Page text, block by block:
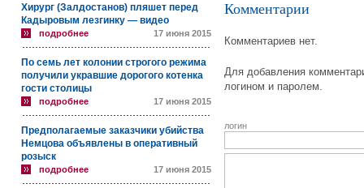
Хирург (Залдостанов) пляшет перед
Кадыровым лезгинку — видео
подробнее 17 июня 2015
По семь лет колонии строгого режима
получили укравшие дорогого котенка
гости столицы
подробнее 17 июня 2015
Предполагаемые заказчики убийства
Немцова объявлены в оперативный
розыск
подробнее 17 июня 2015
Комментарии
Комментариев нет.
Для добавления
логином и паролем.
логин